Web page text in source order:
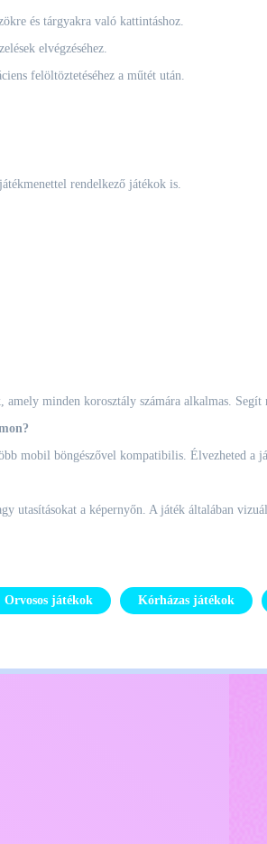
és tárgyakra való kattintáshoz.
elvégzéséhez.
felöltöztetéséhez a műtét után.
rendelkező játékok is.
minden korosztály számára alkalmas.
mobil böngészővel kompatibilis. Élvezheted a
utasításokat a képernyőn. A játék általában
Orvosos játékok Kórházas játékok